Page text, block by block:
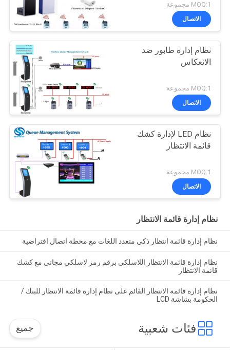
MOQ:1 مجموعة
الاتصال
نظام إدارة طابور ضد
الانعكاس
MOQ:1 مجموعة
الاتصال
نظام LED لإدارة كشك
قائمة الانتظار
MOQ:1 مجموعة
الاتصال
نظام إدارة قائمة الانتظار
نظام إدارة قائمة انتظار ذكي متعدد اللغات مع محطة اتصال افتراضية
نظام إدارة قائمة الانتظار اللاسلكي برقم رمز لاسلكي مجاني مع كشك
قائمة الانتظار
نظام إدارة قائمة الانتظار القائم على نظام إدارة قائمة الانتظار للبنك /
الحكومة بشاشة LCD
فئات شعبية جميع